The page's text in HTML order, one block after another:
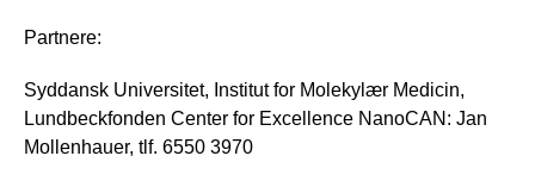
Partnere:
Syddansk Universitet, Institut for Molekylær Medicin,
Lundbeckfonden Center for Excellence NanoCAN: Jan
Mollenhauer, tlf. 6550 3970